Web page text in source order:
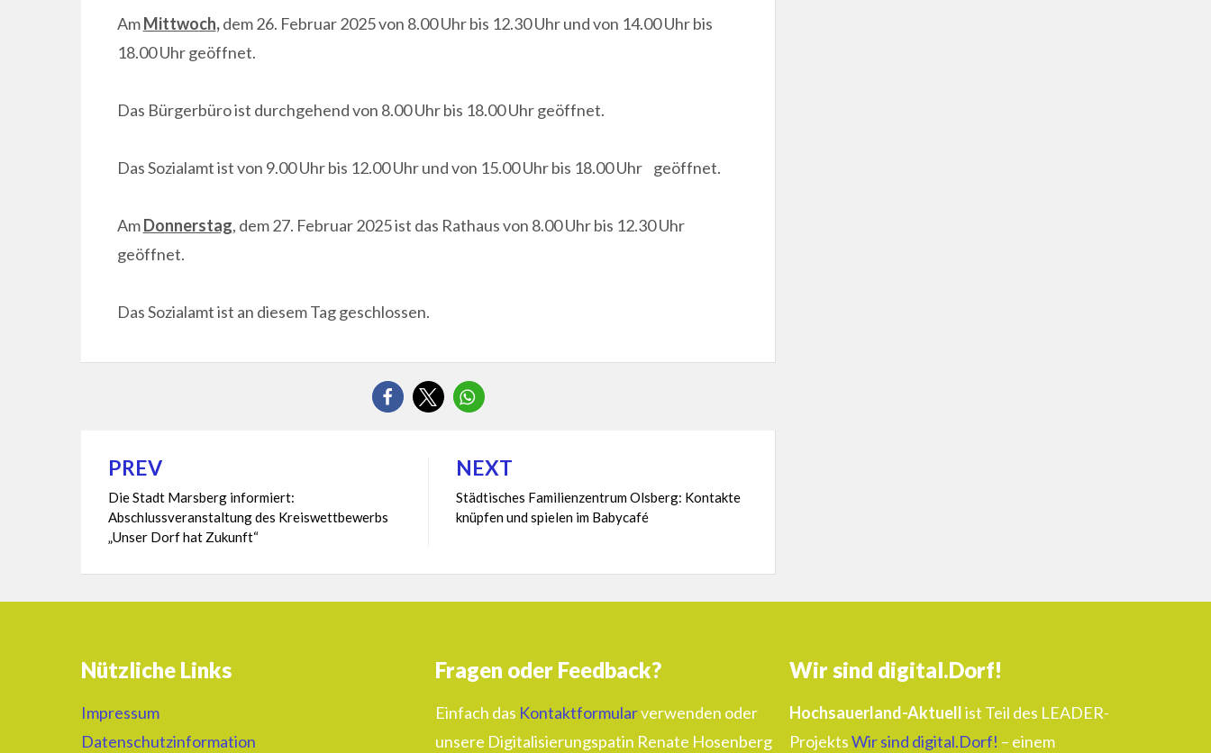
AmMittwoch,dem 26. Februar 2025 von 8.00 Uhr bis 12.30 Uhr und von 14.00 Uhr bis
18.00 Uhr geöffnet.
Das Bürgerbüro ist durchgehend von 8.00 Uhr bis 18.00 Uhr geöffnet.
Das Sozialamt ist von 9.00 Uhr bis 12.00 Uhr und von 15.00 Uhr bis 18.00 Uhr geöffnet.
AmDonnerstag, dem 27. Februar 2025 ist das Rathaus von 8.00 Uhr bis 12.30 Uhr
geöffnet.
Das Sozialamt ist an diesem Tag geschlossen.
Beitragsnavigation
PREV
Die Stadt Marsberg informiert:
Abschlussveranstaltung des Kreiswettbewerbs
„Unser Dorf hat Zukunft“
NEXT
Städtisches Familienzentrum Olsberg: Kontakte
knüpfen und spielen im Babycafé
Nützliche Links
Impressum
Datenschutzinformation
Fragen oder Feedback?
Einfach das Kontaktformularverwenden oder
unsere Digitalisierungspatin Renate Hosenberg
Wir sind digital.Dorf!
Hochsauerland-Aktuellist Teil des LEADER-
ProjektsWir sind digital.Dorf! – einem